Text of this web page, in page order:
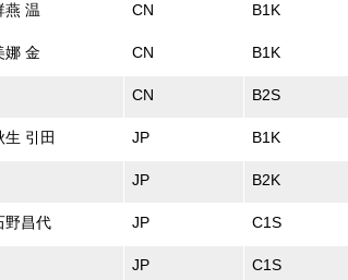
燕 温 CN B1K
娜 金 CN B1K
CN B2S
生 引田 JP B1K
JP B2K
野昌代 JP C1S
JP C1S